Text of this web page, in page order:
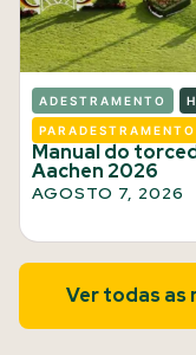
ADESTRAMENTO
PARADESTRAMENTO
Manual do
Aachen 2026
AGOSTO 7, 2026
Ver todas as